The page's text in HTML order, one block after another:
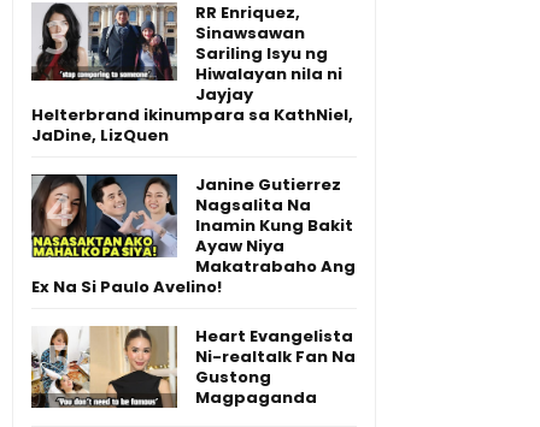
RR Enriquez,
Sinawsawan
Sariling Isyu ng
Hiwalayan nila ni
Jayjay
Helterbrand ikinumpara sa KathNiel,
JaDine, LizQuen
Janine Gutierrez
Nagsalita Na
Inamin Kung Bakit
Ayaw Niya
Makatrabaho Ang
Ex Na Si Paulo Avelino!
Heart Evangelista
Ni-realtalk Fan Na
Gustong
Magpaganda